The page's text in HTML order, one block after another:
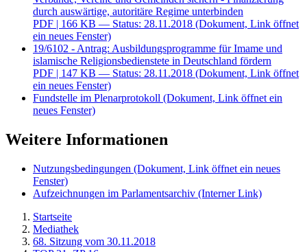
durch auswärtige, autoritäre Regime unterbinden
PDF | 166 KB — Status: 28.11.2018 (Dokument, Link öffnet
ein neues Fenster)
19/6102 - Antrag: Ausbildungsprogramme für Imame und
islamische Religionsbedienstete in Deutschland fördern
PDF | 147 KB — Status: 28.11.2018 (Dokument, Link öffnet
ein neues Fenster)
Fundstelle im Plenarprotokoll (Dokument, Link öffnet ein
neues Fenster)
Weitere Informationen
Nutzungsbedingungen (Dokument, Link öffnet ein neues
Fenster)
Aufzeichnungen im Parlamentsarchiv (Interner Link)
Startseite
Mediathek
68. Sitzung vom 30.11.2018